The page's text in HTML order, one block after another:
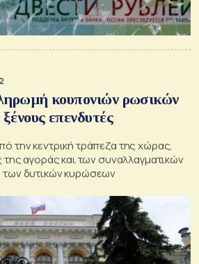
κουπονιών ρωσικών
επενδυτές
την κεντρική τράπεζα της χώρας,
αγοράς και των συναλλαγματικών
δυτικών κυρώσεων